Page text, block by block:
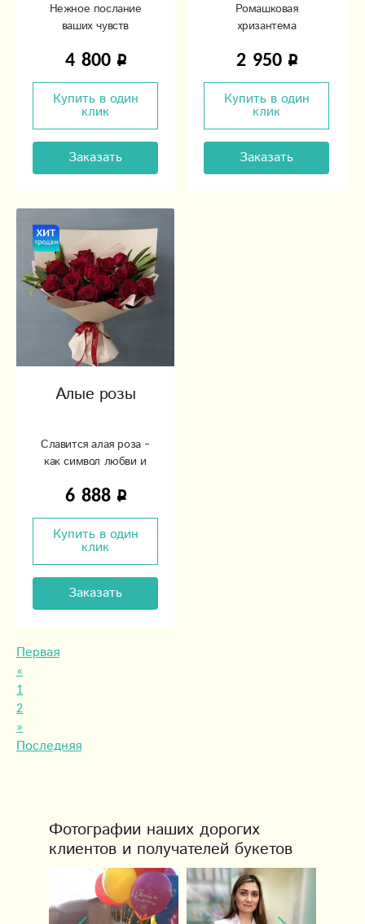
Нежное послание
ваших чувств
4 800
Купить в один
клик
Заказать
Ромашковая
хризантема
2 950
Купить в один
клик
Заказать
Алые розы
Славится алая роза –
как символ любви и
6 888
Купить в один
клик
Заказать
Первая
«
1
2
»
Последняя
Фотографии наших дорогих
клиентов и получателей букетов